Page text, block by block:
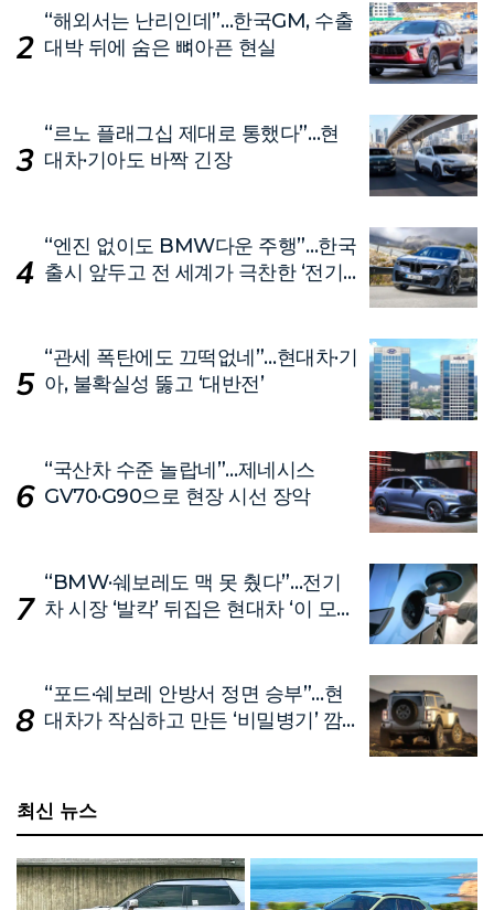
“해외서는 난리인데”…한국GM, 수출
대박 뒤에 숨은 뼈아픈 현실
“르노 플래그십 제대로 통했다”…현
대차·기아도 바짝 긴장
“엔진 없이도 BMW다운 주행”…한국
출시 앞두고 전 세계가 극찬한 ‘전기
“관세 폭탄에도 끄떡없네”…현대차·기
아, 불확실성 뚫고 ‘대반전’
“국산차 수준 놀랍네”…제네시스
GV70·G90으로 현장 시선 장악
“BMW·쉐보레도 맥 못 췄다”…전기
차 시장 ‘발칵’ 뒤집은 현대차 ‘이 모
“포드·쉐보레 안방서 정면 승부”…현
대차가 작심하고 만든 ‘비밀병기’ 깜
최신 뉴스